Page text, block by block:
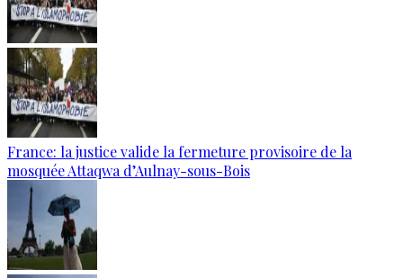
France: la justice valide la fermeture provisoire de la
mosquée Attaqwa d’Aulnay-sous-Bois